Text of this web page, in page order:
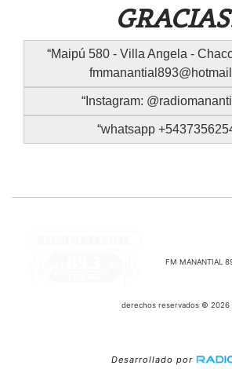
Maipú 580 - Villa Angela -
Instagram:
whatsapp
FM MANANTIAL
derechos reservados © 2026
Desarrollado por